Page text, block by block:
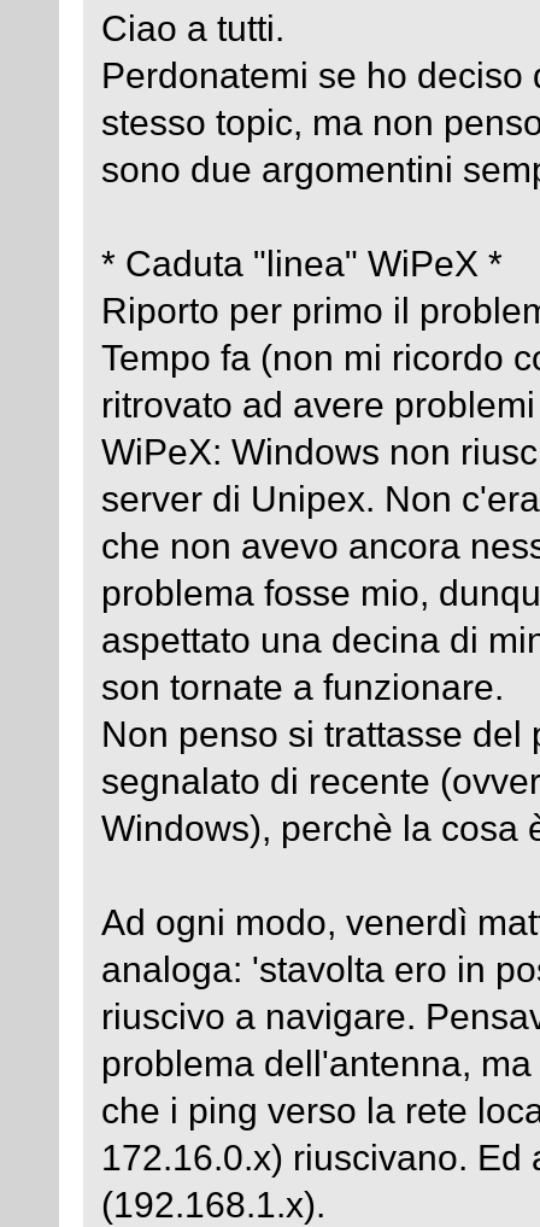
Ciao a tutti.
Perdonatemi se ho
stesso topic, ma non
sono due argomentini
* Caduta "linea" WiPeX *
Riporto per primo il
Tempo fa (non mi ricordo
ritrovato ad avere
WiPeX: Windows non
server di Unipex. Non
che non avevo ancora
problema fosse mio,
aspettato una decina di
son tornate a funzionare.
Non penso si trattasse
segnalato di recente
Windows), perchè la cosa
Ad ogni modo, venerdì
analoga: 'stavolta ero in
riuscivo a navigare.
problema dell'antenna,
che i ping verso la rete
172.16.0.x) riuscivano.
(192.168.1.x).